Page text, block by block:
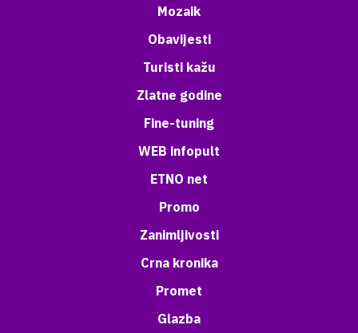
Mozaik
Obavijesti
Turisti kažu
Zlatne godine
Fine-tuning
WEB infopult
ETNO net
Promo
Zanimljivosti
Crna kronika
Promet
Glazba